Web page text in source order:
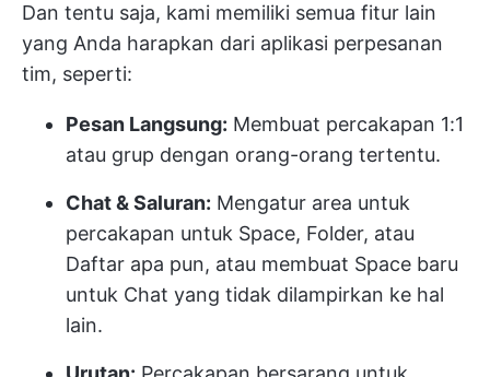
Dan tentu saja, kami memiliki semua fitur lain
yang Anda harapkan dari aplikasi perpesanan
tim, seperti:
Pesan Langsung: Membuat percakapan 1:1
atau grup dengan orang-orang tertentu.
Chat & Saluran: Mengatur area untuk
percakapan untuk Space, Folder, atau
Daftar apa pun, atau membuat Space baru
untuk Chat yang tidak dilampirkan ke hal
lain.